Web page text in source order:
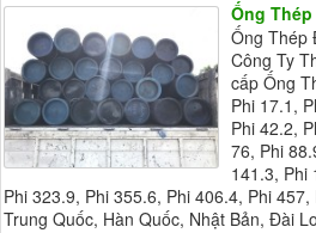
Ống
Ống Thép
Công Ty
cấp Ống
Phi 17.1,
Phi 42.2,
76, Phi
141.3, Phi
Phi 323.9, Phi 355.6, Phi 406.4, Phi
Trung Quốc, Hàn Quốc, Nhật Bản, Đài